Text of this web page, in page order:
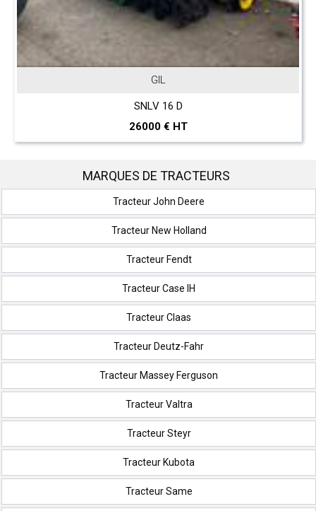
GIL
SNLV 16 D
26000 € HT
MARQUES DE TRACTEURS
Tracteur John Deere
Tracteur New Holland
Tracteur Fendt
Tracteur Case IH
Tracteur Claas
Tracteur Deutz-Fahr
Tracteur Massey Ferguson
Tracteur Valtra
Tracteur Steyr
Tracteur Kubota
Tracteur Same